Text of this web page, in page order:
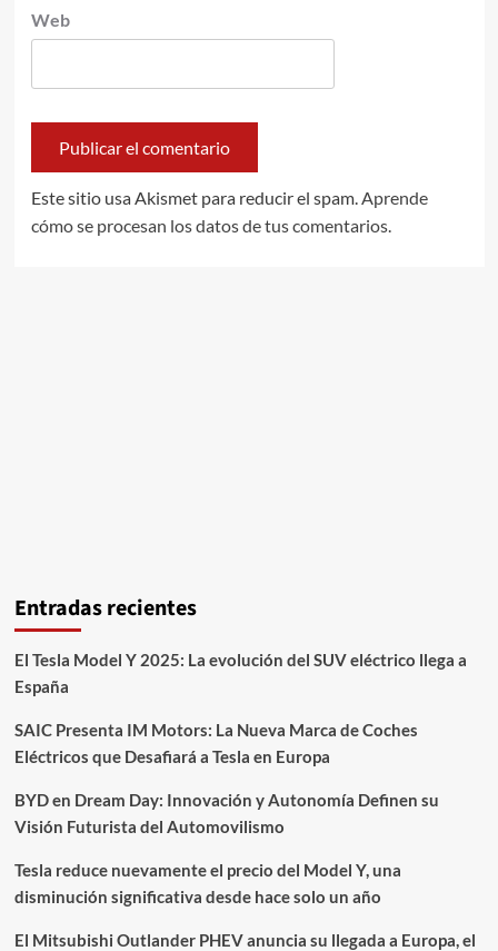
Web
Este sitio usa Akismet para reducir el spam.Aprende
cómo se procesan los datos de tus comentarios.
Entradas recientes
El Tesla Model Y 2025: La evolución del SUV eléctrico llega a
España
SAIC Presenta IM Motors: La Nueva Marca de Coches
Eléctricos que Desafiará a Tesla en Europa
BYD en Dream Day: Innovación y Autonomía Definen su
Visión Futurista del Automovilismo
Tesla reduce nuevamente el precio del Model Y, una
disminución significativa desde hace solo un año
El Mitsubishi Outlander PHEV anuncia su llegada a Europa, el